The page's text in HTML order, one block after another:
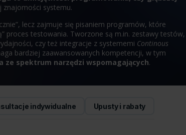
znajomości systemu.
lecz zajmuje się pisaniem programów, które
proces testowania. Tworzone są m.in. zestawy testów,
czy też integracje z systememi Continous
bardziej zaawansowanych kompetencji, w tym
spektrum narzędzi wspomagających.
indywidualne Upusty i rabaty